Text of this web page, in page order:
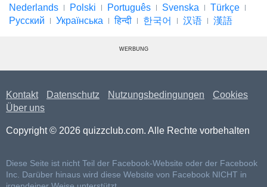
Nederlands
Polski Português Svenska
Türkçe
Русский
Українська हिन्दी 한국어 汉语 漢語
WERBUNG
Kontakt Datenschutz Nutzungsbedingungen
Cookies
Über uns
Copyright © 2026 quizzclub.com. Alle Rechte vorbehalten
Diese Seite ist nicht Teil der Facebook-Website oder der Facebook
Inc. Darüber hinaus wird diese Website von Facebook NICHT in